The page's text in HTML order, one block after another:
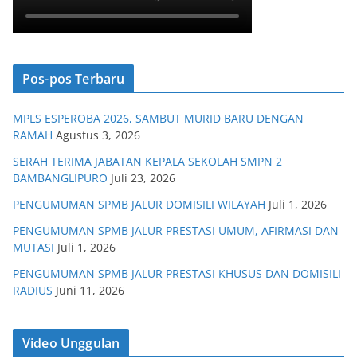
Pos-pos Terbaru
MPLS ESPEROBA 2026, SAMBUT MURID BARU DENGAN
RAMAH Agustus 3, 2026
SERAH TERIMA JABATAN KEPALA SEKOLAH SMPN 2
BAMBANGLIPURO Juli 23, 2026
PENGUMUMAN SPMB JALUR DOMISILI WILAYAH Juli 1, 2026
PENGUMUMAN SPMB JALUR PRESTASI UMUM, AFIRMASI DAN
MUTASI Juli 1, 2026
PENGUMUMAN SPMB JALUR PRESTASI KHUSUS DAN DOMISILI
RADIUS Juni 11, 2026
Video Unggulan